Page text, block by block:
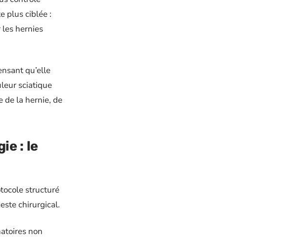
plus ciblée :
hernies
qu’elle
sciatique
de la hernie, de
: le
structuré
chirurgical.
non